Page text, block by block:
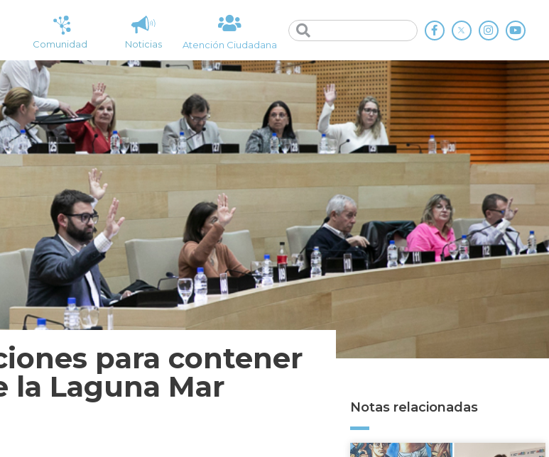
Comunidad Noticias Atención Ciudadana
para contener
la Laguna Mar
Notas relacionadas